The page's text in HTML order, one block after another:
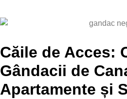
Căile de Acces:
Gândacii de
Apartamente și